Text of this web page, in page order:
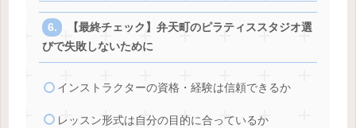
【最終チェック】弁天町のピラティススタジオ選
びで失敗しないために
インストラクターの資格・経験は信頼できるか
レッスン形式は自分の目的に合っているか